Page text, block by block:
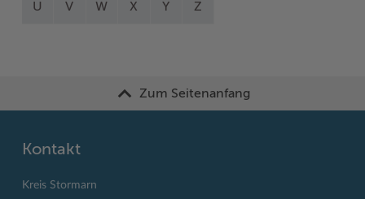
U V W X Y Z
Zum Seitenanfang
Kontakt
Kreis Stormarn